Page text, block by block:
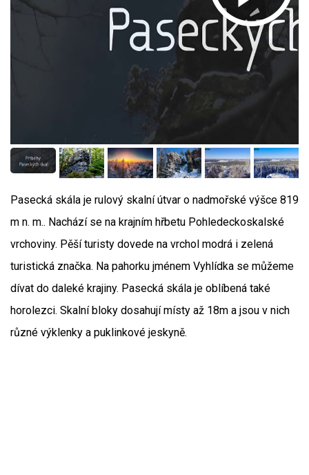
Pasecká skála je rulový skalní útvar o nadmořské výšce 819
m n. m.. Nachází se na krajním hřbetu Pohledeckoskalské
vrchoviny. Pěší turisty dovede na vrchol modrá i zelená
turistická značka. Na pahorku jménem Vyhlídka se můžeme
dívat do daleké krajiny. Pasecká skála je oblíbená také
horolezci. Skalní bloky dosahují místy až 18m a jsou v nich
různé výklenky a puklinkové jeskyně.